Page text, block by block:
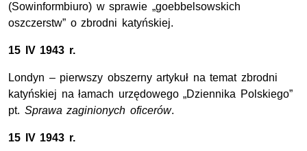
(Sowinformbiuro) w sprawie „goebbelsowskich
oszczerstw” o zbrodni katyńskiej.
15 IV 1943 r.
Londyn – pierwszy obszerny artykuł na temat zbrodni
katyńskiej na łamach urzędowego „Dziennika Polskiego”
pt. Sprawa zaginionych oficerów.
15 IV 1943 r.